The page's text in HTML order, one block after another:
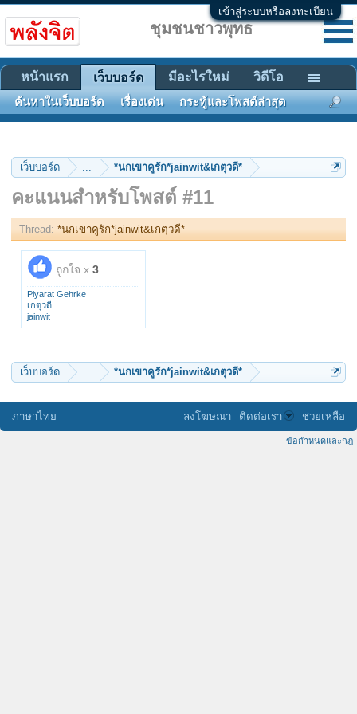
เข้าสู่ระบบหรือลงทะเบียน
เว็บบอร์ด ... *นกเขาคูรัก*jainwit&เกตุวดี*
คะแนนสำหรับโพสต์ #11
Thread: *นกเขาคูรัก*jainwit&เกตุวดี*
ถูกใจ x 3
Piyarat Gehrke
เกตุวดี
jainwit
เว็บบอร์ด ... *นกเขาคูรัก*jainwit&เกตุวดี*
ชุมชนชาวพุทธ
หน้าแรก เว็บบอร์ด
ค้นหาในเว็บบอร์ด เรื่องเด่น กระทู้และโพสต์ล่าสุด
มีอะไรใหม่ วิดีโอ
ภาษาไทย ลงโฆษณา ติดต่อเรา ช่วยเหลือ
ข้อกำหนดและกฎ